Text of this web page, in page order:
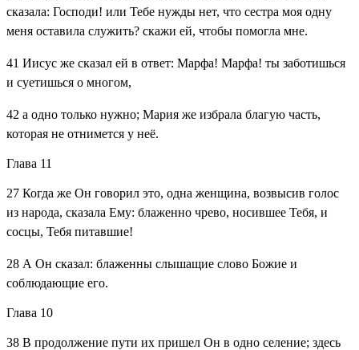
сказала: Господи! или Тебе нужды нет, что сестра моя одну
меня оставила служить? скажи ей, чтобы помогла мне.
41 Иисус же сказал ей в ответ: Марфа! Марфа! ты заботишься
и суетишься о многом,
42 а одно только нужно; Мария же избрала благую часть,
которая не отнимется у неё.
Глава 11
27 Когда же Он говорил это, одна женщина, возвысив голос
из народа, сказала Ему: блаженно чрево, носившее Тебя, и
сосцы, Тебя питавшие!
28 А Он сказал: блаженны слышащие слово Божие и
соблюдающие его.
Глава 10
38 В продолжение пути их пришел Он в одно селение; здесь